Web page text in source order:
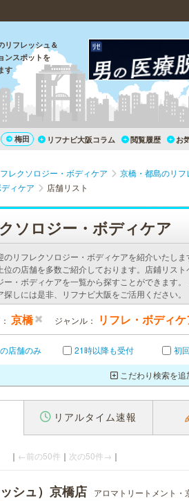
リフレッシュ＆
ンスポットを
す
梅田 リフナビ大阪コラム 閲覧履歴 お
レクソロジー・ボディケア
京橋・都島のリ
ィケア
店舗リスト
ソロジー・ボディケア
のリフレクソロジー・ボディケアを紹介いたし
の店舗を多数ご紹介しております。店鋪リスト
ー・ボディケアを一覧から探すことができます
しには是非、リフナビ大阪をご活用ください。
京橋 ジャンル： リフレ・ボディ
店舗のみ 21時以降も受付 初
こだわり検索を追
リアルタイム速報
｜ ←前の50件 ｜ 次の50件→ ｜
シュ）京橋店 アロマトリートメント・